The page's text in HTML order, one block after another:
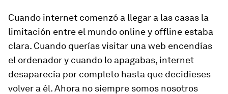
Cuando internet comenzó a llegar a las casas la
limitación entre el mundo online y offline estaba
clara. Cuando querías visitar una web encendías
el ordenador y cuando lo apagabas, internet
desaparecía por completo hasta que decidieses
volver a él. Ahora no siempre somos nosotros